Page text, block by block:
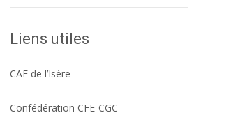
Liens utiles
CAF de l’Isère
Confédération CFE-CGC